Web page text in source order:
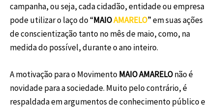
campanha, ou seja, cada cidadão, entidade ou empresa
pode utilizar o laço do “MAIOAMARELO” em suas ações
de conscientização tanto no mês de maio, como, na
medida do possível, durante o ano inteiro.
A motivação para o MovimentoMAIO AMARELOnão é
novidade para a sociedade. Muito pelo contrário, é
respaldada em argumentos de conhecimento público e